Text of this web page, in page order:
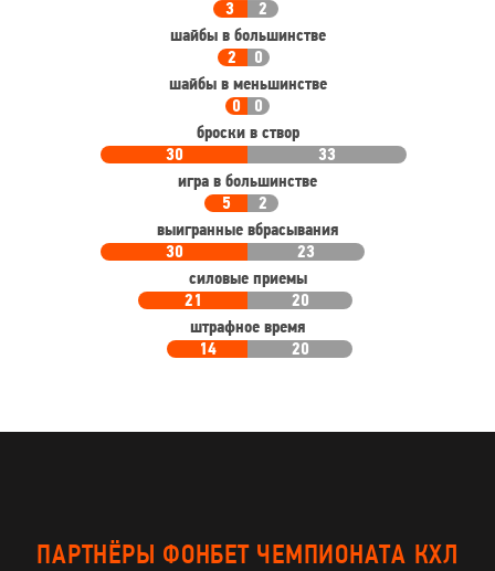
3
2
шайбы в большинстве
2
0
шайбы в меньшинстве
0
0
броски в створ
30
33
игра в большинстве
5
2
выигранные вбрасывания
30
23
силовые приемы
21
20
штрафное время
14
20
ПАРТНЁРЫ ФОНБЕТ ЧЕМПИОНАТА КХЛ